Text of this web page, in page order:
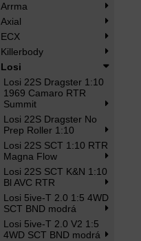
Arrma
Axial
ECX
Killerbody
Losi
Losi 22S Dragster 1:10
1969 Camaro RTR
Summit
Losi 22S Dragster No
Prep Roller 1:10
Losi 22S SCT 1:10 RTR
Magna Flow
Losi 22S SCT K&N 1:10
Bl AVC RTR
Losi 5ive-T 2.0 1:5 4WD
SCT BND modrá
Losi 5ive-T 2.0 V2 1:5
4WD SCT BND modrá